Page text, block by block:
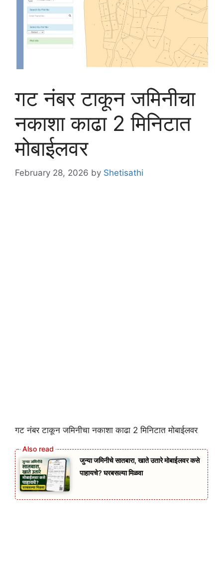
गट नंबर टाकून जमिनीचा
नकाशा काढा 2 मिनिटात
मोबाईलवर
February 28, 2026 by Shetisathi
गट नंबर टाकून जमिनीचा नकाशा काढा 2 मिनिटात मोबाईलवर
जुन्या जमिनीचे सातबारा, खाते उतारे मोबाईलवर कसे
पाहायचे? घरबसल्या मिळवा